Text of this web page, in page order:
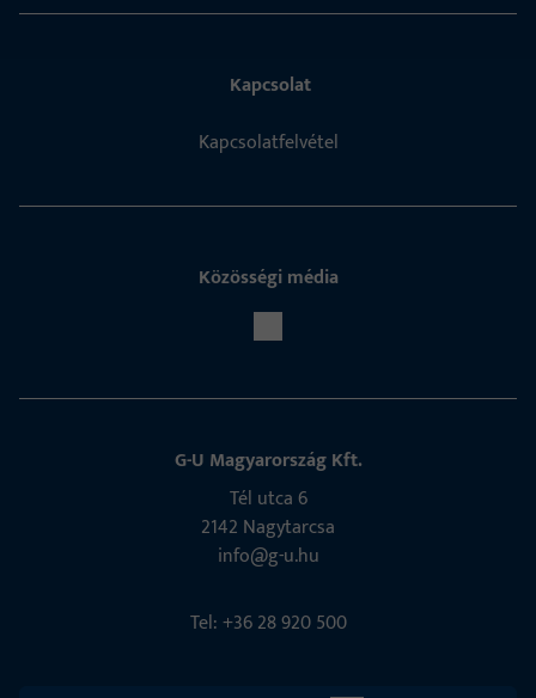
Kapcsolat
Kapcsolatfelvétel
Közösségi média
G-U Magyarország Kft.
Tél utca 6
2142 Nagytarcsa
info@g-u.hu
Tel: +36 28 920 500